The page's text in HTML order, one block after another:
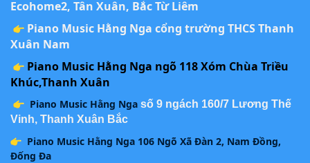
Ecohome2, Tân Xuân, Bắc Từ Liêm
Piano Music Hằng Nga cổng trường THCS Thanh
Xuân Nam
Piano Music Hằng Nga ngõ 118 Xóm Chùa Triều
Khúc,Thanh Xuân
Piano Music Hằng Nga số 9 ngách 160/7 Lương Thế
Vinh, Thanh Xuân Bắc
Piano Music Hằng Nga 106 Ngõ Xã Đàn 2, Nam Đồng,
Đống Đa